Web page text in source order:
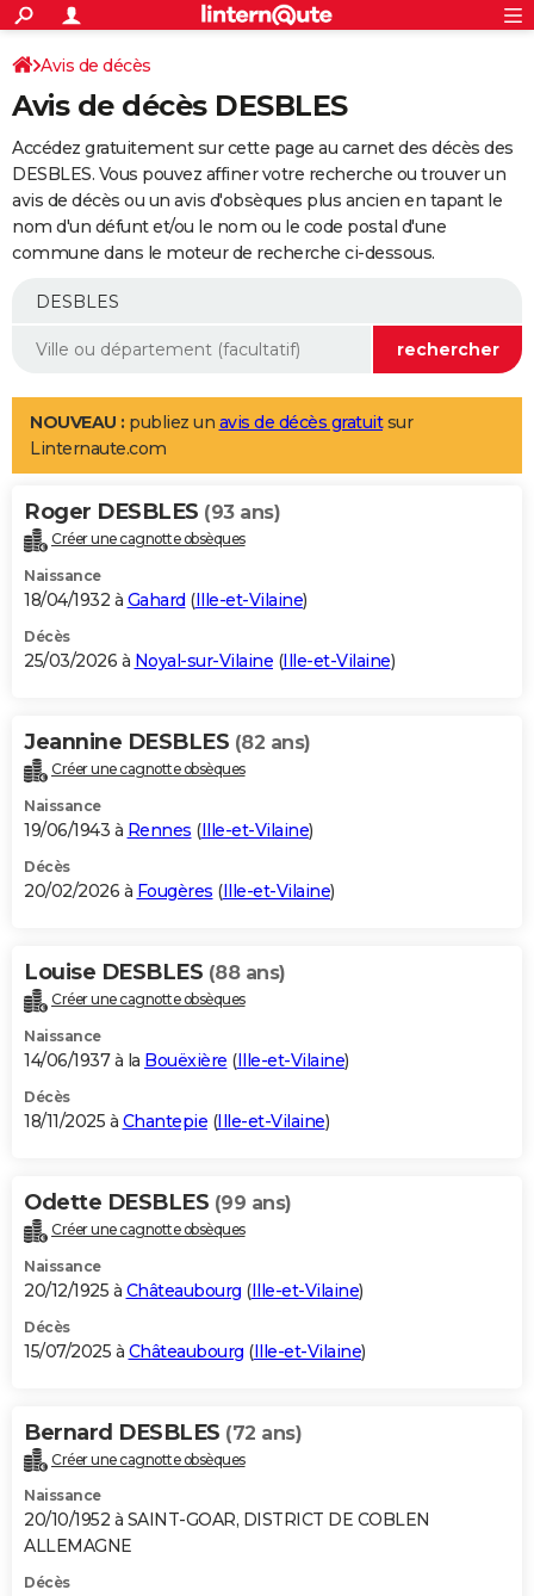
ACTUALITÉS
Politique
Société
Faits Divers
Education
Monde
Villes
+
SPORT
Coupe du monde 2026
Football
Tennis
Cyclisme
Rugby
Forum
Programme TV
TNT
Streaming
Cinéma
Sorties cinéma
Musique
+
FINANCE
Retraite
Epargne
Immobilier
Risques naturels par ville
Banque
Assurance
AUTO
Essais
Réserver un essai
Citadines
Berlines
SUV
Forum auto
+
Mobiles
Meilleur smartphone
Internet
Ordinateurs
Jeux vidéo
Guide high-tech
Aménagement intérieur
LIFESTYLE
Art de vivre
Bien-être
Loisirs
Mode
Modes de vie
Alimentation
Guide de la santé
Maladies
Médicaments
Sommeil
VOYAGE
Destinations
City break
Voyage nature
Voyage de noces
Forum
Climat
+PHOTO
GUIDES D'ACHAT
BONS PLANS
Carte de Noël
Carte Bonne année
Carte Saint-Valentin
Carte Pâques
Carte d'anniversaire
DICTIONNAIRE
Dictionnaire
Biographies
Citations
Expressions
Proverbes
PROGRAMME TV
S'inscrire
Se connecter
Lycées
Collèges
Primaires
Universités
Entreprises
Service militaire
Avis de recherche
AVIS DE DÉCÈS
Bricolage
Lifestyle
Culture
Sport
Auto
Television
Voyage
Cinema
Avis de décès
Avis de décès DESBLES
Accédez gratuitement sur cette page au carnet des décès des
DESBLES. Vous pouvez affiner votre recherche ou trouver un
avis de décès ou un avis d'obsèques plus ancien en tapant le
nom d'un défunt et/ou le nom ou le code postal d'une
commune dans le moteur de recherche ci-dessous.
NOUVEAU : publiez un avis de décès gratuitsur
Linternaute.com
Roger DESBLES (93 ans)
Créer une cagnotte obsèques
Naissance
18/04/1932 à Gahard (Ille-et-Vilaine)
Décès
25/03/2026 à Noyal-sur-Vilaine (Ille-et-Vilaine)
Jeannine DESBLES (82 ans)
Créer une cagnotte obsèques
Naissance
19/06/1943 à Rennes (Ille-et-Vilaine)
Décès
20/02/2026 à Fougères (Ille-et-Vilaine)
Louise DESBLES (88 ans)
Créer une cagnotte obsèques
Naissance
14/06/1937 à la Bouëxière (Ille-et-Vilaine)
Décès
18/11/2025 à Chantepie (Ille-et-Vilaine)
Odette DESBLES (99 ans)
Créer une cagnotte obsèques
Naissance
20/12/1925 à Châteaubourg (Ille-et-Vilaine)
Décès
15/07/2025 à Châteaubourg (Ille-et-Vilaine)
Bernard DESBLES (72 ans)
Créer une cagnotte obsèques
Naissance
20/10/1952 à SAINT-GOAR, DISTRICT DE COBLEN
ALLEMAGNE
Décès